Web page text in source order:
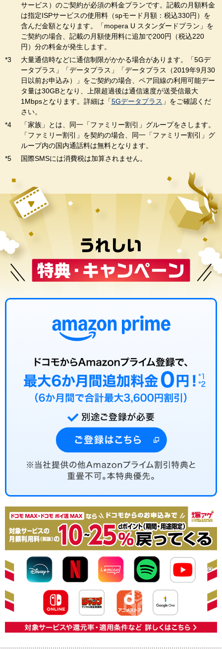
サービス）のご契約が必須の料金プランです。記載の月額料金
は指定ISPサービスの使用料（spモード月額：税込330円）を
含んだ金額となります。「mopera U スタンダードプラン」を
ご契約の場合、記載の月額使用料に追加で200円（税込220
円）分の料金が発生します。
大量通信時などに通信制限がかかる場合があります。「5Gデ
ータプラス」「データプラス」「データプラス（2019年9月30
日以前お申込み）」をご契約の場合、ペア回線の利用可能デー
タ量は30GBとなり、上限超過後は通信速度が送受信最大
1Mbpsとなります。詳細は「5Gデータプラス 」をご確認くだ
さい。
「家族」とは、同一「ファミリー割引」グループをさします。
「ファミリー割引」を契約の場合、同一「ファミリー割引」グ
ループ内の国内通話料は無料となります。
国際SMSには消費税は加算されません。